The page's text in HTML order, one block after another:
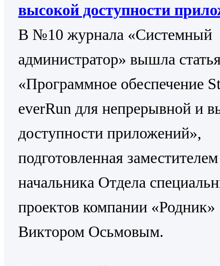
высокой доступности
В №10 журнала «Системный
администратор» вышла
«Программное обеспечение
everRun для непрерывной и
доступности приложений»,
подготовленная заместителем
начальника Отдела
проектов компании «Родник»
Виктором Осьмовым.